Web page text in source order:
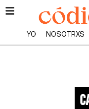
YO NOSOTRXS